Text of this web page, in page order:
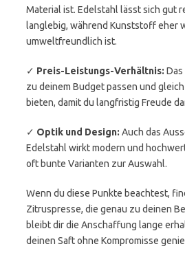
Material ist. Edelstahl lässt sich gut
langlebig, während Kunststoff eher
umweltfreundlich ist.
✓ Preis-Leistungs-Verhältnis:
zu deinem Budget passen und
bieten, damit du langfristig Freude
✓ Optik und Design: Auch das
Edelstahl wirkt modern und
oft bunte Varianten zur Auswahl.
Wenn du diese Punkte beachtest,
Zitruspresse, die genau zu deinen
bleibt dir die Anschaffung lange
deinen Saft ohne Kompromisse